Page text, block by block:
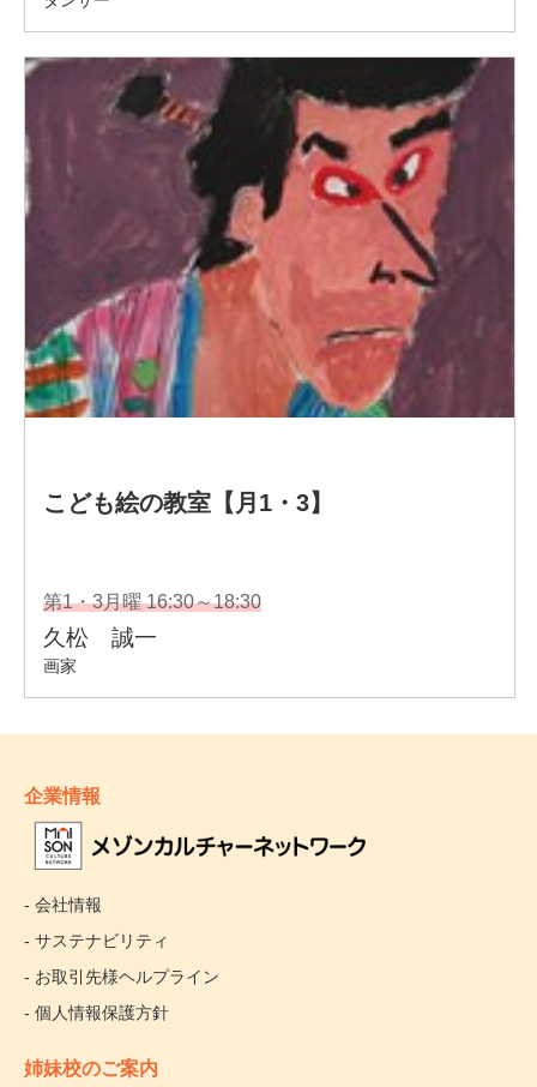
企業情報
- 会社情報
- サステナビリティ
- お取引先様ヘルプライン
- 個人情報保護方針
姉妹校のご案内